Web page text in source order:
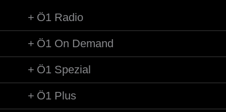
Ö1 Radio
Ö1 On Demand
Ö1 Spezial
Ö1 Plus